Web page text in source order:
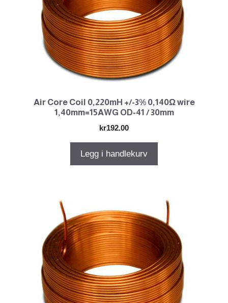
Air Core Coil 0,220mH +/-3% 0,140Ω wire
1,40mm=15AWG OD-41 / 30mm
kr192.00
Legg i handlekurv